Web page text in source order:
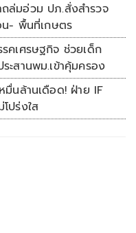
ล่มอ่วม ปภ.สั่งสำรวจ
น- พื้นที่เกษตร
คเศรษฐกิจ ช่วยเด็ก
ะสานพม.เข้าคุ้มครอง
มื่นล้านเดือด! ฝ่าย IF
ปร่งใส